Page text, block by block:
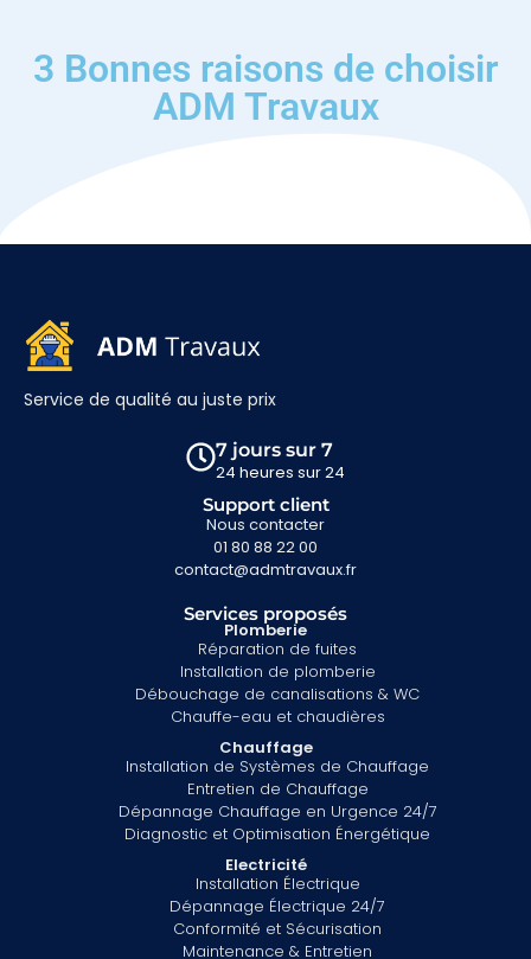
3 Bonnes raisons de choisir
ADM Travaux
Service de qualité au juste prix
7 jours sur 7
24 heures sur 24
Support client
Nous contacter
01 80 88 22 00
contact@admtravaux.fr
Services proposés
Plomberie
Réparation de fuites
Installation de plomberie
Débouchage de canalisations & WC
Chauffe-eau et chaudières
Chauffage
Installation de Systèmes de Chauffage
Entretien de Chauffage
Dépannage Chauffage en Urgence 24/7
Diagnostic et Optimisation Énergétique
Electricité
Installation Électrique
Dépannage Électrique 24/7
Conformité et Sécurisation
Maintenance & Entretien